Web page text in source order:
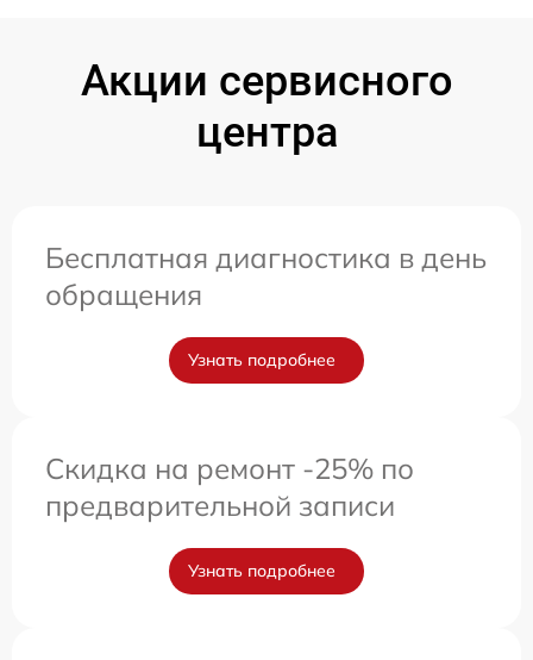
Акции сервисного
центра
Бесплатная диагностика в день
обращения
Узнать подробнее
Скидка на ремонт -25% по
предварительной записи
Узнать подробнее